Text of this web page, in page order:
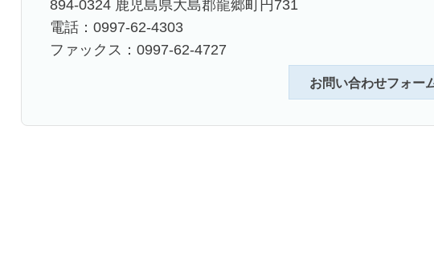
894-0324 鹿児島県大島郡龍郷町円731
電話：0997-62-4303
ファックス：0997-62-4727
お問い合わせフォー